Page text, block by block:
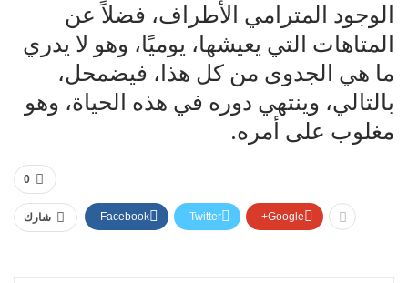
الوجود المترامي الأطراف، فضلاً عن
المتاهات التي يعيشها، يوميًا، وهو لا يدري
ما هي الجدوى من كل هذا، فيضمحل،
بالتالي، وينتهي دوره في هذه الحياة، وهو
مغلوب على أمره.
0
شارك Facebook Twitter Google+